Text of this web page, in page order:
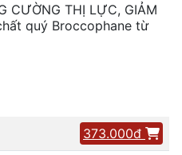
CƯỜNG THỊ LỰC, GIẢM
quý Broccophane từ
373.000đ